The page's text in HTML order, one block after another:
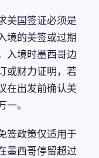
美国签证必须是
境的美签或过期
入境时墨西哥边
或财力证明，若
在出发前确认美
。
签政策仅适用于
墨西哥停留超过